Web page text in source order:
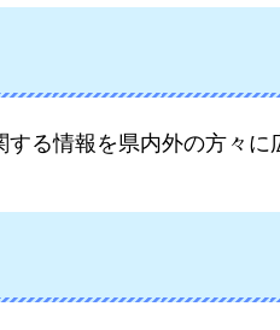
る情報を県内外の方々に